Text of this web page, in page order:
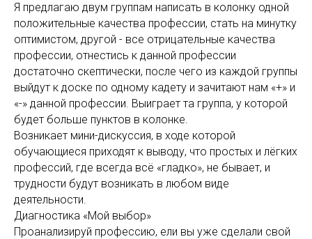
Я предлагаю двум группам написать в колонку одной
положительные качества профессии, стать на минутку
оптимистом, другой - все отрицательные качества
профессии, отнестись к данной профессии
достаточно скептически, после чего из каждой группы
выйдут к доске по одному кадету и зачитают нам «+» и
«-» данной профессии. Выиграет та группа, у которой
будет больше пунктов в колонке.
Возникает мини-дискуссия, в ходе которой
обучающиеся приходят к выводу, что простых и лёгких
профессий, где всегда всё «гладко», не бывает, и
трудности будут возникать в любом виде
деятельности.
Диагностика «Мой выбор»
Проанализируй профессию, ели вы уже сделали свой